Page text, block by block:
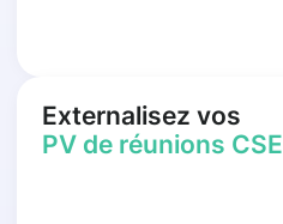
Externalisez vos
PV de réunions CSE